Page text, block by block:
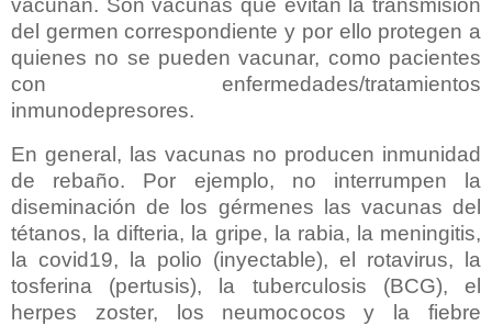
vacunan. Son vacunas que evitan la transmisión
del germen correspondiente y por ello protegen a
quienes no se pueden vacunar, como pacientes
con enfermedades/tratamientos
inmunodepresores.
En general, las vacunas no producen inmunidad
de rebaño. Por ejemplo, no interrumpen la
diseminación de los gérmenes las vacunas del
tétanos, la difteria, la gripe, la rabia, la meningitis,
la covid19, la polio (inyectable), el rotavirus, la
tosferina (pertusis), la tuberculosis (BCG), el
herpes zoster, los neumococos y la fiebre